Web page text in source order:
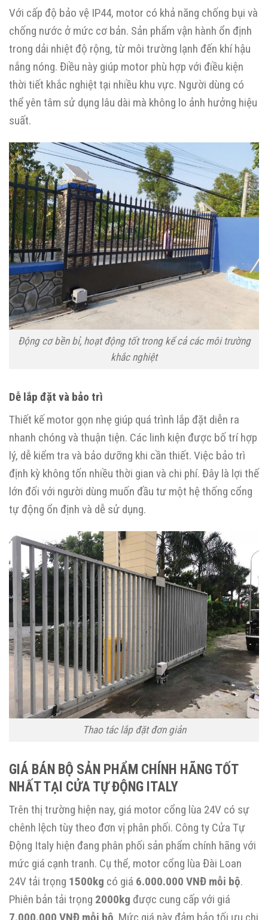
Với cấp độ bảo vệ IP44, motor có khả năng chống bụi và
chống nước ở mức cơ bản. Sản phẩm vận hành ổn định
trong dải nhiệt độ rộng, từ môi trường lạnh đến khí hậu
nắng nóng. Điều này giúp motor phù hợp với điều kiện
thời tiết khắc nghiệt tại nhiều khu vực. Người dùng có
thể yên tâm sử dụng lâu dài mà không lo ảnh hưởng hiệu
suất.
Động cơ bền bỉ, hoạt động tốt trong kể cả các môi trường
khắc nghiệt
Dễ lắp đặt và bảo trì
Thiết kế motor gọn nhẹ giúp quá trình lắp đặt diễn ra
nhanh chóng và thuận tiện. Các linh kiện được bố trí hợp
lý, dễ kiểm tra và bảo dưỡng khi cần thiết. Việc bảo trì
định kỳ không tốn nhiều thời gian và chi phí. Đây là lợi thế
lớn đối với người dùng muốn đầu tư một hệ thống cổng
tự động ổn định và dễ sử dụng.
Thao tác lắp đặt đơn giản
GIÁ BÁN BỘ SẢN PHẨM CHÍNH HÃNG TỐT
NHẤT TẠI CỬA TỰ ĐỘNG ITALY
Trên thị trường hiện nay, giá motor cổng lùa 24V có sự
chênh lệch tùy theo đơn vị phân phối. Công ty Cửa Tự
Động Italy hiện đang phân phối sản phẩm chính hãng với
mức giá cạnh tranh. Cụ thể, motor cổng lùa Đài Loan
24V tải trọng 1500kg có giá 6.000.000 VNĐ mỗi bộ.
Phiên bản tải trọng 2000kg được cung cấp với giá